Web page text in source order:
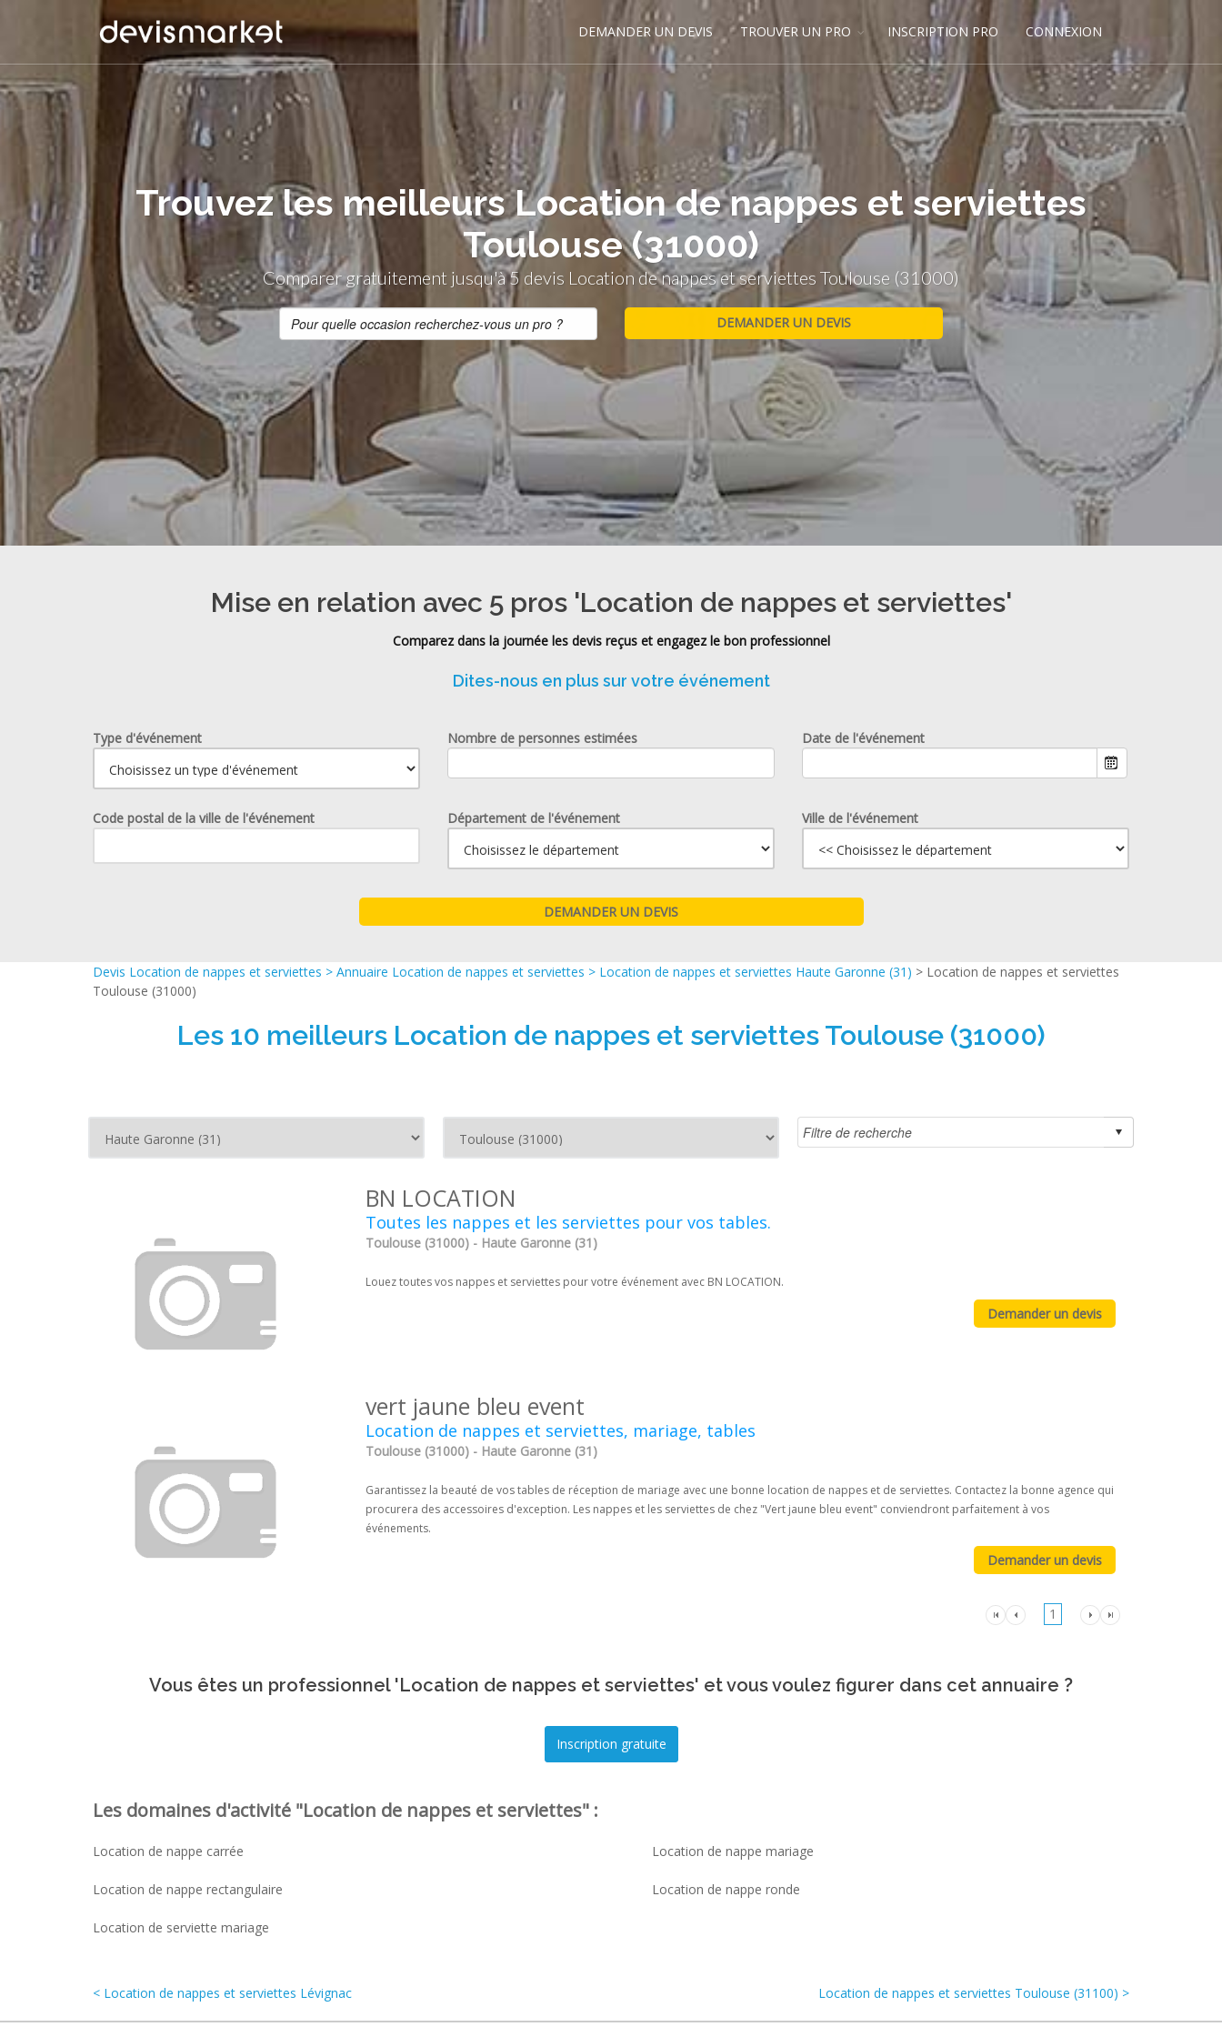
DEMANDER UN DEVIS TROUVER UN PRO INSCRIPTION PRO CONNEXION
Trouvez les meilleurs Location de nappes et serviettes
Toulouse (31000)
Comparer gratuitement jusqu'à 5 devis Location de nappes et serviettes Toulouse (31000)
Mise en relation avec 5 pros 'Location de nappes et serviettes'
Comparez dans la journée les devis reçus et engagez le bon professionnel
Dites-nous en plus sur votre événement
Type d'événement Nombre de personnes estimées
Date de l'événement
Code postal de la ville de l'événement Département de l'événement Ville de l'événement
Devis Location de nappes et serviettes > Annuaire Location de nappes et serviettes > Location de nappes et serviettes Haute Garonne (31) > Location de nappes et serviettes
Toulouse (31000)
Les 10 meilleurs Location de nappes et serviettes Toulouse (31000)
BN LOCATION
Toutes les nappes et les serviettes pour vos tables.
Toulouse (31000) - Haute Garonne (31)
Louez toutes vos nappes et serviettes pour votre événement avec BN LOCATION.
vert jaune bleu event
Location de nappes et serviettes, mariage, tables
Toulouse (31000) - Haute Garonne (31)
Garantissez la beauté de vos tables de réception de mariage avec une bonne location de nappes et de serviettes. Contactez la bonne agence qui
procurera des accessoires d'exception. Les nappes et les serviettes de chez "Vert jaune bleu event" conviendront parfaitement à vos
événements.
1
Vous êtes un professionnel 'Location de nappes et serviettes' et vous voulez figurer dans cet annuaire ?
Les domaines d'activité "Location de nappes et serviettes" :
Location de nappe carrée Location de nappe mariage
Location de nappe rectangulaire Location de nappe ronde
Location de serviette mariage
< Location de nappes et serviettes Lévignac Location de nappes et serviettes Toulouse (31100) >